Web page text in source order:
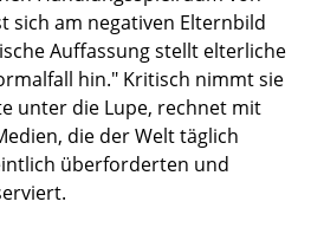
sich am negativen Elternbild
Auffassung stellt elterliche
hin." Kritisch nimmt sie
unter die Lupe, rechnet mit
die der Welt täglich
überforderten und